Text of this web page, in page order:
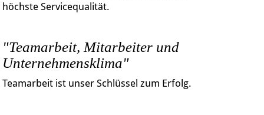
höchste Servicequalität.
"Teamarbeit, Mitarbeiter und
Unternehmensklima"
Teamarbeit ist unser Schlüssel zum Erfolg.